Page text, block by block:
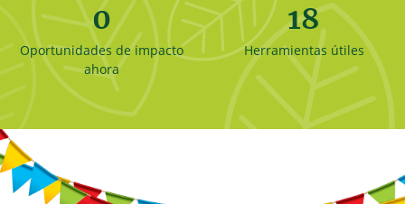
0
Oportunidades de impacto
ahora
18
Herramientas útiles